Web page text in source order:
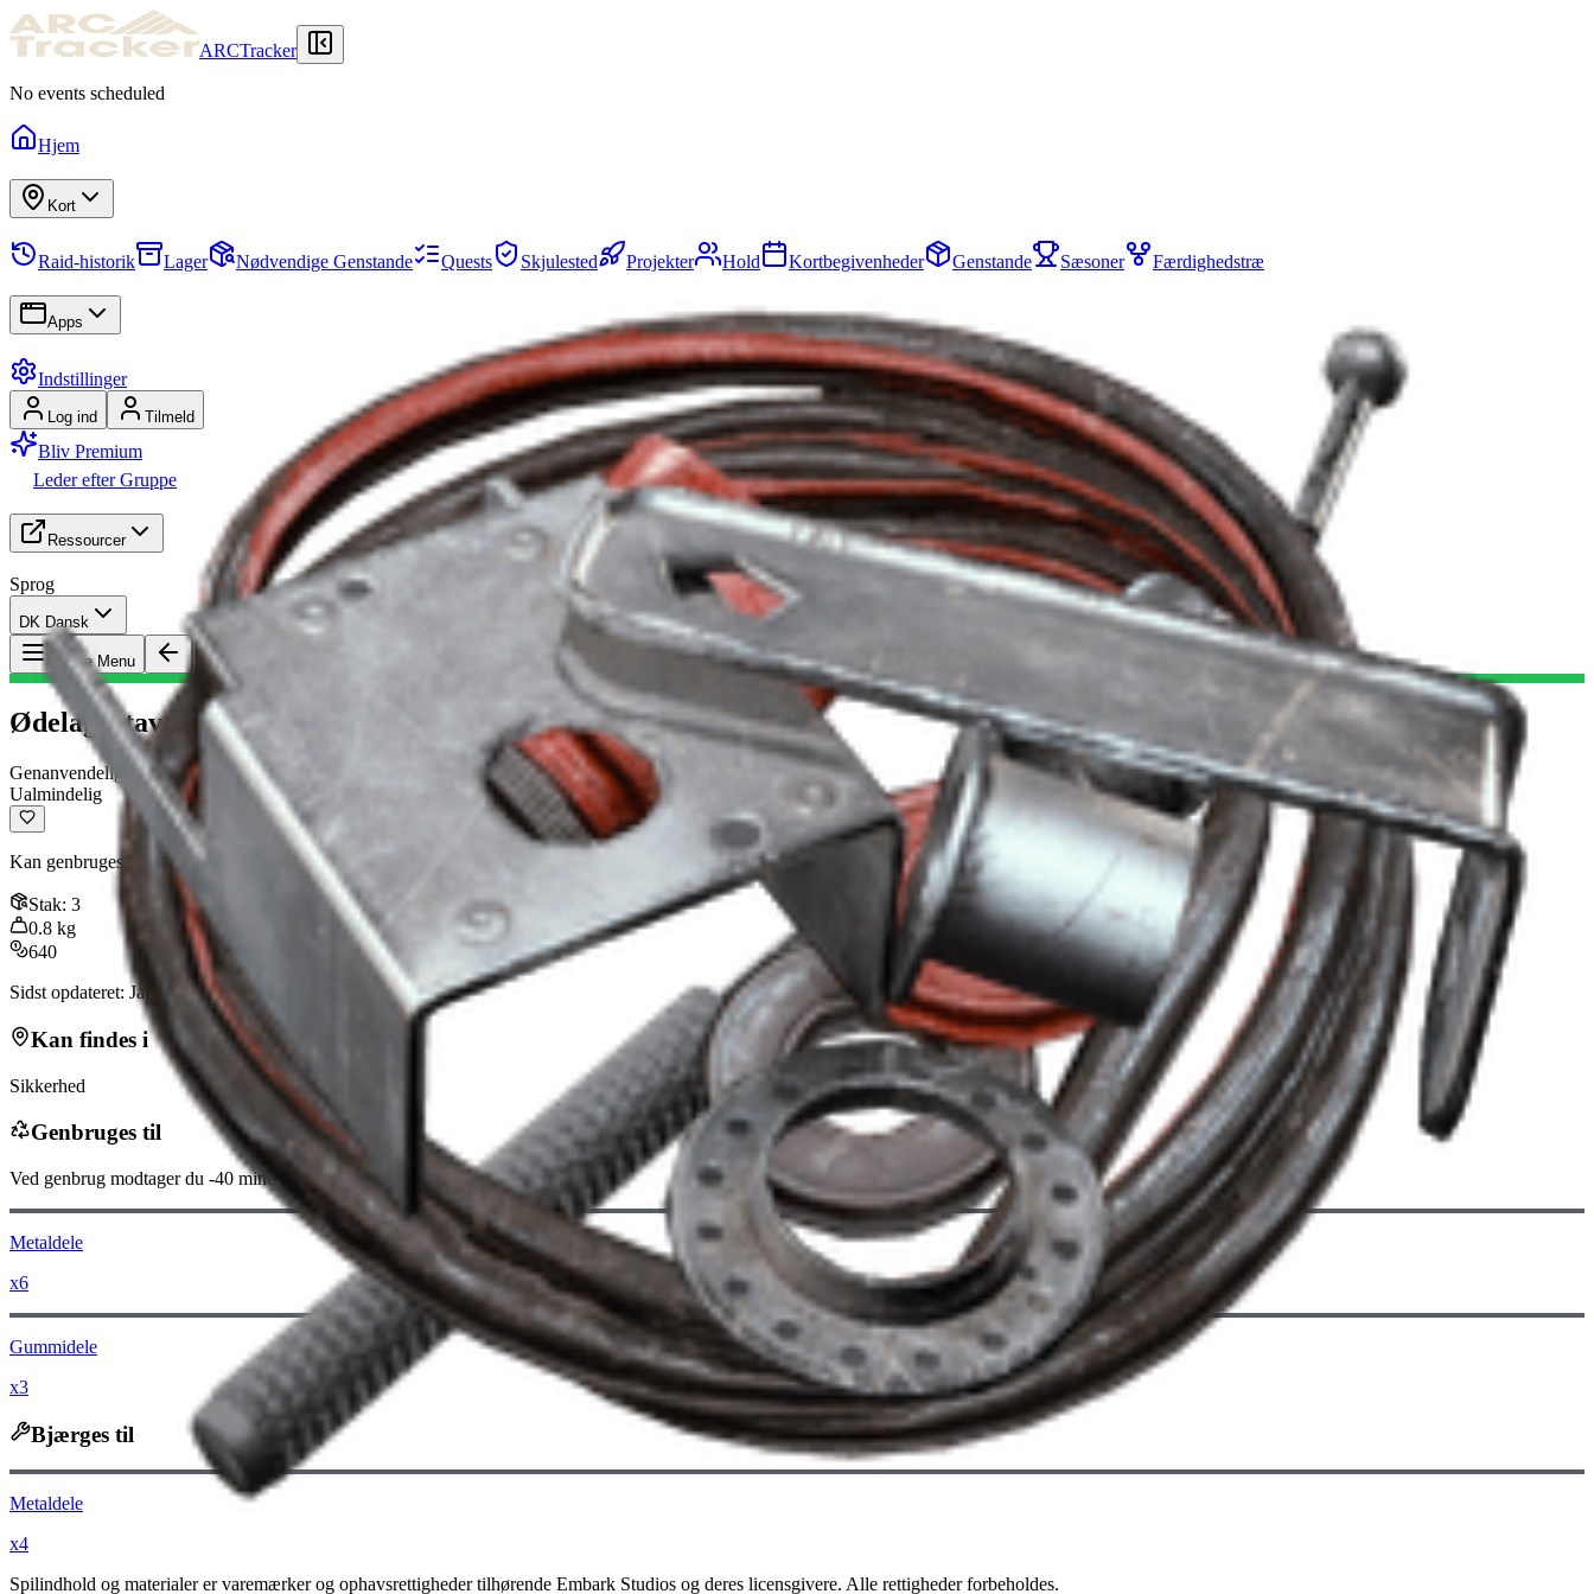
ARCTracker
No events scheduled
Hjem
Kort
Raid-historik Lager Nødvendige Genstande Quests Skjulested Projekter Hold Kortbegivenheder Genstande Sæsoner Færdighedstræ
Apps
Indstillinger
Log ind Tilmeld
Bliv Premium
Leder efter Gruppe
Ressourcer
Sprog
DK Dansk
Toggle Menu
Ødelagt stav
Genanvendelig
Ualmindelig
Kan genbruges til håndværksmaterialer
Stak: 3
0.8 kg
640
Sidst opdateret: Jan 13, 2026
Kan findes i
Sikkerhed
Genbruges til
Ved genbrug modtager du -40 mindre Raider-mønter
Metaldele
x6
Gummidele
x3
Bjærges til
Metaldele
x4
Spilindhold og materialer er varemærker og ophavsrettigheder tilhørende Embark Studios og deres licensgivere. Alle rettigheder forbeholdes.